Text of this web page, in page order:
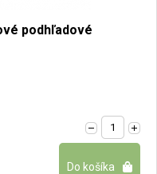
podhľadové